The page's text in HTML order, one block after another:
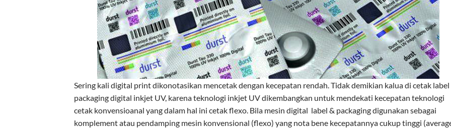
Sering kali digital print dikonotasikan mencetak dengan kecepatan rendah. Tidak demikian kalua di cetak label
packaging digital inkjet UV, karena teknologi inkjet UV dikembangkan untuk mendekati kecepatan teknologi
cetak konvensioanal yang dalam hal ini cetak flexo. Bila mesin digital label & packaging digunakan sebagai
komplement atau pendamping mesin konvensional (flexo) yang nota bene kecepatannya cukup tinggi